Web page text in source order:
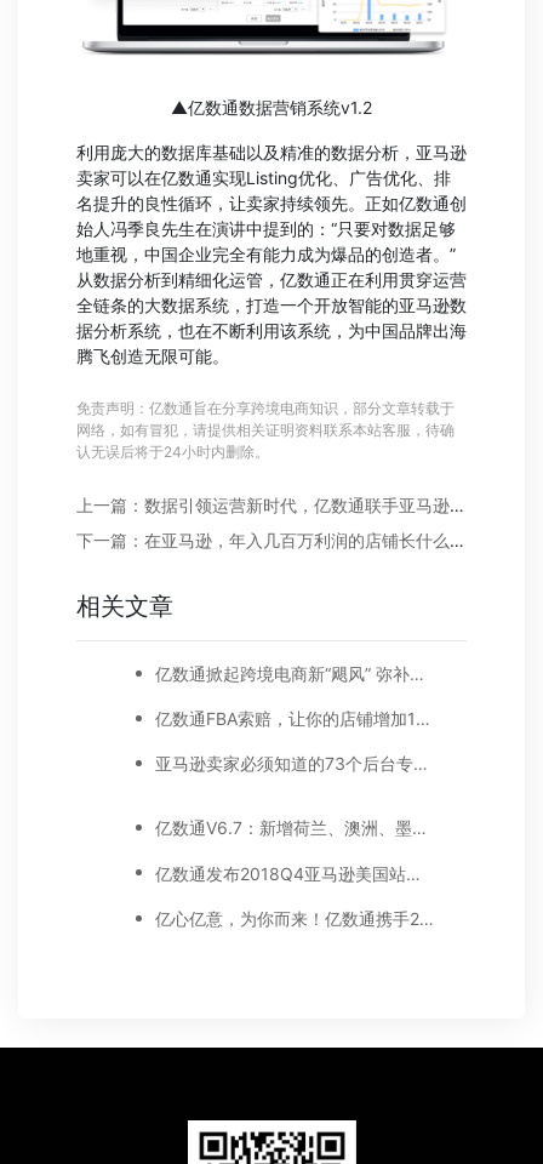
▲亿数通数据营销系统v1.2
利用庞大的数据库基础以及精准的数据分析，亚马逊
卖家可以在亿数通实现Listing优化、广告优化、排
名提升的良性循环，让卖家持续领先。正如亿数通创
始人冯季良先生在演讲中提到的：“只要对数据足够
地重视，中国企业完全有能力成为爆品的创造者。”
从数据分析到精细化运管，亿数通正在利用贯穿运营
全链条的大数据系统，打造一个开放智能的亚马逊数
据分析系统，也在不断利用该系统，为中国品牌出海
腾飞创造无限可能。
免责声明：亿数通旨在分享跨境电商知识，部分文章转载于
网络，如有冒犯，请提供相关证明资料联系本站客服，待确
认无误后将于24小时内删除。
上一篇：数据引领运营新时代，亿数通联手亚马逊解析新市场、新政策
下一篇：在亚马逊，年入几百万利润的店铺长什么样？
相关文章
亿数通掀起跨境电商新“飓风” 弥补人才输出大缺口
亿数通FBA索赔，让你的店铺增加1%净利润，附亚马逊索赔步骤截图详解
亚马逊卖家必须知道的73个后台专业英文名词解释
亿数通V6.7：新增荷兰、澳洲、墨西哥3大站点，10余项广告功能优化...
亿数通发布2018Q4亚马逊美国站连衣裙数据报告
亿心亿意，为你而来！亿数通携手2020亚马逊全球开店线上直采大会